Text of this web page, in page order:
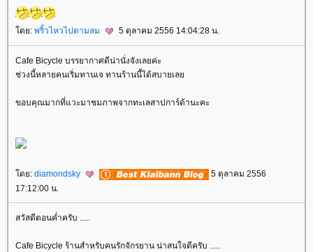
ดย: พริ้วไหวไปตามลม 5 ตุลาคม 2556 14:04:28 น.
Cafe Bicycle บรรยากาศดีน่านั่งจังเลยค่ะ
ช่วงนี้หลายคนเริ่มทานเจ ทานร้านนี้ได้สบายเล
ขอบคุณมากที่แวะมาชมภาพจากทะเลสาปการ์ด้านะคะ
ดย: diamondsky
5 ตุลาคม 2556
17:12:00 น.
สวัสดีตอนค่ำครับ .....
Cafe Bicycle ร้านสำหรับคนรักจักรยาน น่าสนใจดีครับ .....